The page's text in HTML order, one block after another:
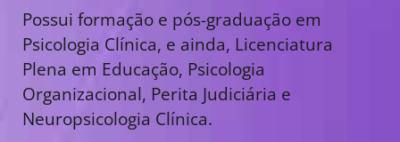
Possui formação e pós-graduação em
Psicologia Clínica, e ainda, Licenciatura
Plena em Educação, Psicologia
Organizacional, Perita Judiciária e
Neuropsicologia Clínica.